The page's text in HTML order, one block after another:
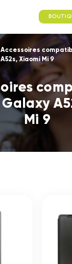
Accessoires
A52s, Xiaomi Mi 9
Mi 9